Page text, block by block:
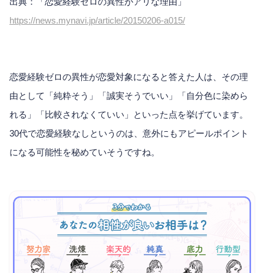
https://news.mynavi.jp/article/20150206-a015/
恋愛経験ゼロの異性が恋愛対象になると答えた人は、その理
由として「純粋そう」「誠実そうでいい」「自分色に染めら
れる」「比較されなくていい」といった点を挙げています。
30代で恋愛経験なしというのは、意外にもアピールポイント
になる可能性を秘めていそうですね。